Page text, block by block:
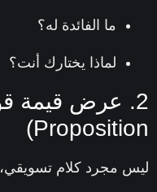
ما الفائدة له؟
لماذا يختارك أنت؟
مجرد كلام تسويقي، بل: